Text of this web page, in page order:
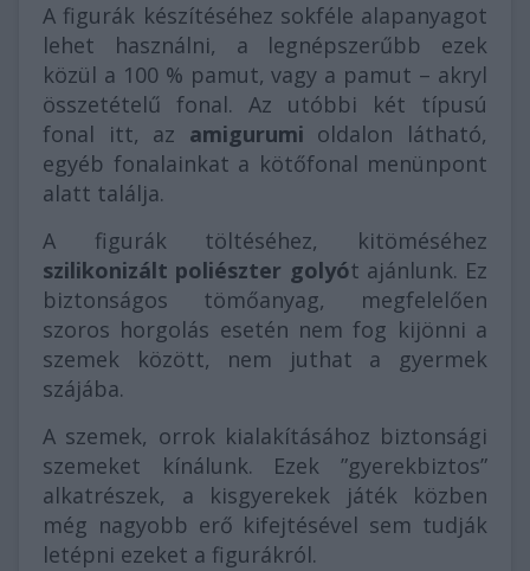
A figurák készítéséhez sokféle alapanyagot
lehet használni, a legnépszerűbb ezek
közül a 100 % pamut, vagy a pamut – akryl
összetételű fonal. Az utóbbi két típusú
fonal itt, az amigurumi oldalon látható,
egyéb fonalainkat a kötőfonal menünpont
alatt találja.
A figurák töltéséhez, kitöméséhez
szilikonizált poliészter golyót ajánlunk. Ez
biztonságos tömőanyag, megfelelően
szoros horgolás esetén nem fog kijönni a
szemek között, nem juthat a gyermek
szájába.
A szemek, orrok kialakításához biztonsági
szemeket kínálunk. Ezek ”gyerekbiztos”
alkatrészek, a kisgyerekek játék közben
még nagyobb erő kifejtésével sem tudják
letépni ezeket a figurákról.